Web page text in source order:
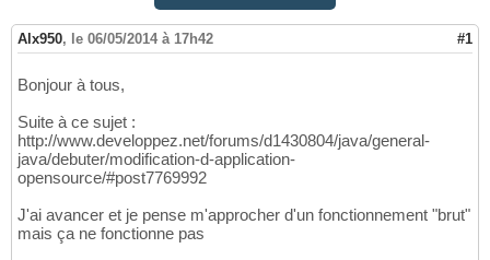
Alx950, le 06/05/2014 à 17h42 #1
Bonjour à tous,
Suite à ce sujet :
http://www.developpez.net/forums/d1430804/java/general-
java/debuter/modification-d-application-
opensource/#post7769992
J'ai avancer et je pense m'approcher d'un fonctionnement "brut"
mais ça ne fonctionne pas